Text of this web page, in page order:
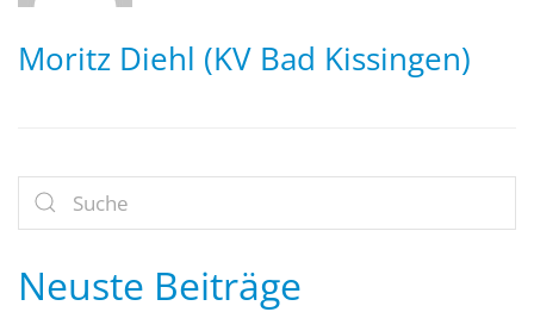
Moritz Diehl (KV Bad Kissingen)
Neuste Beiträge